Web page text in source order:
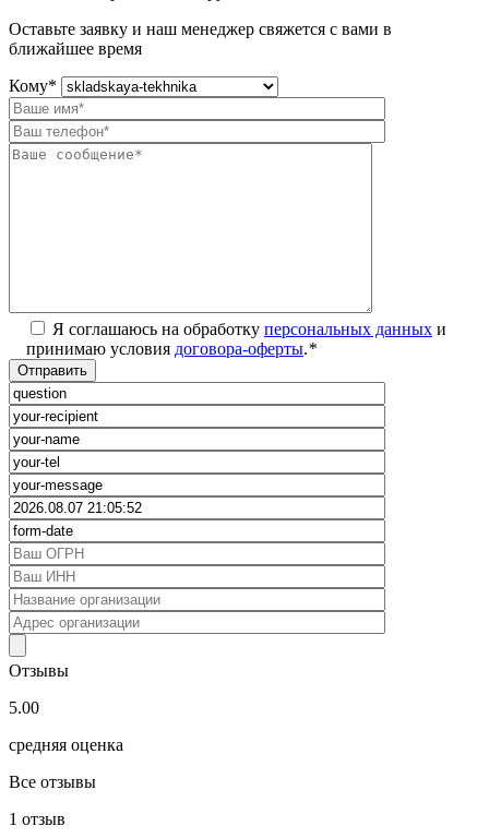
Оставьте заявку и наш менеджер свяжется с вами в
ближайшее время
Кому*
Я соглашаюсь на обработку персональных данных и
принимаю условия договора-оферты.*
Отзывы
5.00
средняя оценка
Все отзывы
1 отзыв